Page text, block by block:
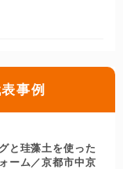
事例
と珪藻土を使った
ーム／京都市中京